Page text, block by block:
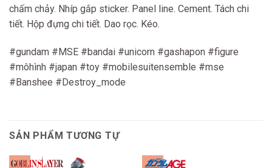
chấm chảy. Nhíp gắp sticker. Panel line. Cement. Tách chi
tiết. Hộp đựng chi tiết. Dao rọc. Kéo.
#gundam #MSE #bandai #unicorn #gashapon #figure
#môhình #japan #toy #mobilesuitensemble #mse
#Banshee #Destroy_mode
SẢN PHẨM TƯƠNG TỰ